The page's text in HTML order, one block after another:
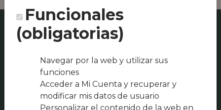
Funcionales
(obligatorias)
Navegar por la web y utilizar sus
funciones
Acceder a Mi Cuenta y recuperar y
modificar mis datos de usuario
Personalizar el contenido de la web en